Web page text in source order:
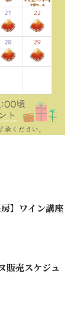
】ワイン講座
販売スケジュ